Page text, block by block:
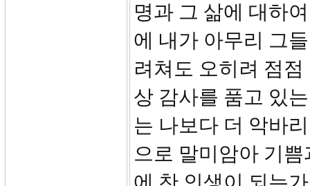
명과 그 삶에 대하
에 내가 아무리 그
려쳐도 오히려 점
상 감사를 품고 있
는 나보다 더 악바
으로 말미암아 기